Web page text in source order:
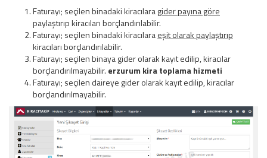
Faturayı; seçilen binadaki kiracılaragider payına göre
paylaştırıp kiracıları borçlandırılabilir.
Faturayı; seçilen binadaki kiracılaraeşit olarak paylaştırıp
kiracıları borçlandırılabilir.
Faturayı; seçilen binaya gider olarak kayıt edilip, kiracılar
borçlandırılmayabilir. erzurum kira toplama hizmeti
Faturayı; seçilen daireye gider olarak kayıt edilip, kiracılar
borçlandırılmayabilir.